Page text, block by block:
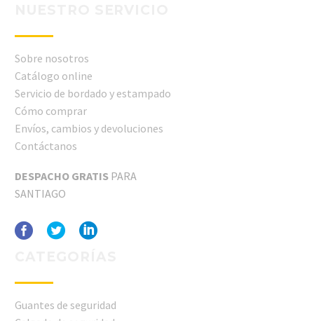
Sobre nosotros
Catálogo online
Servicio de bordado y estampado
Cómo comprar
Envíos, cambios y devoluciones
Contáctanos
DESPACHO GRATIS PARA
SANTIAGO
Guantes de seguridad